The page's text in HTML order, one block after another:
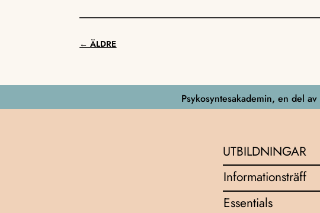
←ÄLDRE
Psykosyntesakademin, en del av
UTBILDNINGAR
Informationsträff
Essentials